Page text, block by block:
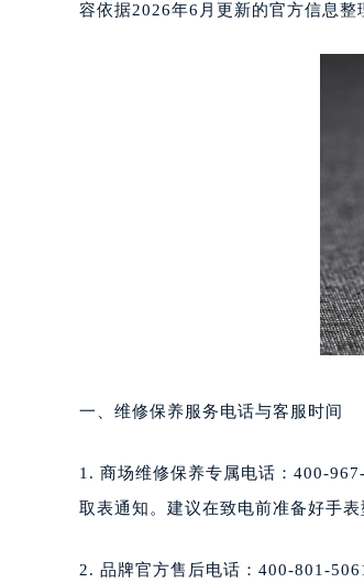
容依据2026年6月更新的官方信息整
一、维修保养服务电话与客服时间
1. 商场维修保养专属电话：400-
取表通知。建议在致电前准备好手表
2. 品牌官方售后电话：400-801-